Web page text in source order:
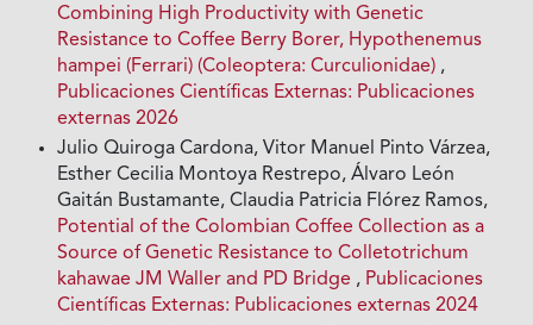
Combining High Productivity with Genetic
Resistance to Coffee Berry Borer, Hypothenemus
hampei (Ferrari) (Coleoptera: Curculionidae) ,
Publicaciones Científicas Externas: Publicaciones
externas 2026
Julio Quiroga Cardona, Vitor Manuel Pinto Várzea,
Esther Cecilia Montoya Restrepo, Álvaro León
Gaitán Bustamante, Claudia Patricia Flórez Ramos,
Potential of the Colombian Coffee Collection as a
Source of Genetic Resistance to Colletotrichum
kahawae JM Waller and PD Bridge , Publicaciones
Científicas Externas: Publicaciones externas 2024